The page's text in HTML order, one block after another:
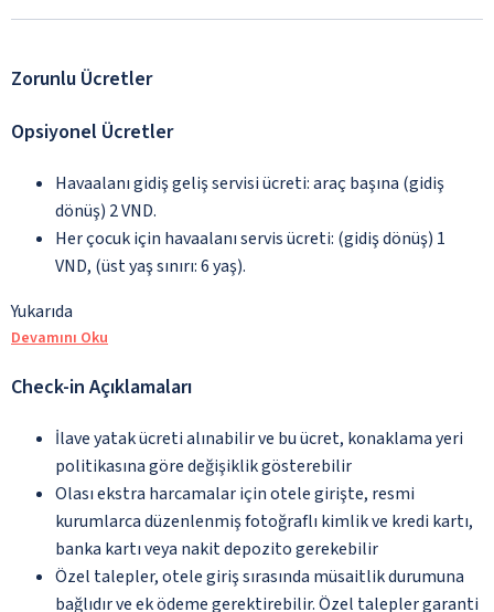
Zorunlu Ücretler
Opsiyonel Ücretler
Havaalanı gidiş geliş servisi ücreti: araç başına (gidiş
dönüş) 2 VND.
Her çocuk için havaalanı servis ücreti: (gidiş dönüş) 1
VND, (üst yaş sınırı: 6 yaş).
Yukarıda
Devamını Oku
Check-in Açıklamaları
İlave yatak ücreti alınabilir ve bu ücret, konaklama yeri
politikasına göre değişiklik gösterebilir
Olası ekstra harcamalar için otele girişte, resmi
kurumlarca düzenlenmiş fotoğraflı kimlik ve kredi kartı,
banka kartı veya nakit depozito gerekebilir
Özel talepler, otele giriş sırasında müsaitlik durumuna
bağlıdır ve ek ödeme gerektirebilir. Özel talepler garanti